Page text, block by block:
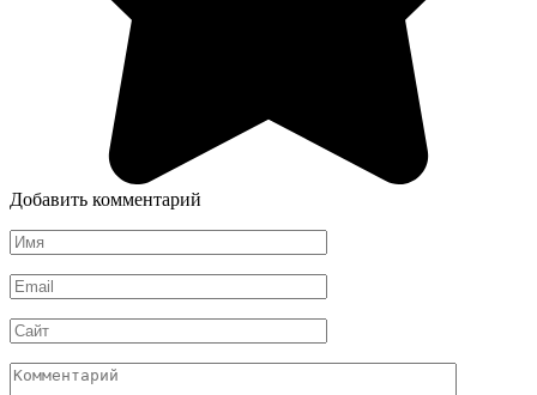
Добавить комментарий
Имя
*
Email
*
Сайт
Комментарий